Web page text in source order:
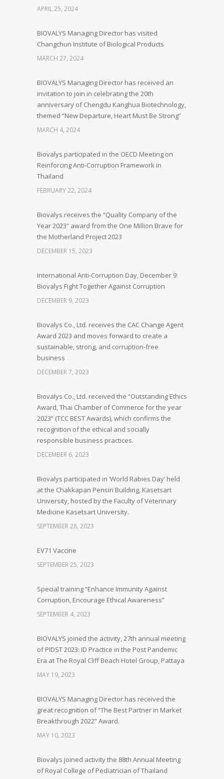
APRIL 25, 2024
BIOVALYS Managing Director has visited
Changchun Institute of Biological Products
MARCH 27, 2024
BIOVALYS Managing Director has received an
invitation to join in celebrating the 20th
anniversary of Chengdu Kanghua Biotechnology,
themed “New Departure, Heart Must Be Strong”
MARCH 4, 2024
Biovalys participated in the OECD Meeting on
Reinforcing Anti-Corruption Framework in
Thailand
FEBRUARY 22, 2024
Biovalys receives the “Quality Company of the
Year 2023” award from the One Million Brave for
the Motherland Project 2023
DECEMBER 15, 2023
International Anti-Corruption Day, December 9:
Biovalys Fight Together Against Corruption
DECEMBER 9, 2023
Biovalys Co., Ltd. receives the CAC Change Agent
Award 2023 and moves forward to create a
sustainable, strong, and corruption-free
business
DECEMBER 7, 2023
Biovalys Co., Ltd. received the “Outstanding Ethics
Award, Thai Chamber of Commerce for the year
2023” (TCC BEST Awards), which confirms the
recognition of the ethical and socially
responsible business practices.
DECEMBER 6, 2023
Biovalys participated in ‘World Rabies Day’ held
at the Chakkapan Pensiri Building, Kasetsart
University, hosted by the Faculty of Veterinary
Medicine Kasetsart University.
SEPTEMBER 28, 2023
EV71 Vaccine
SEPTEMBER 25, 2023
Special training “Enhance Immunity Against
Corruption, Encourage Ethical Awareness”
SEPTEMBER 4, 2023
BIOVALYS joined the activity, 27th annual meeting
of PIDST 2023: ID Practice in the Post Pandemic
Era at The Royal Cliff Beach Hotel Group, Pattaya
MAY 19, 2023
BIOVALYS Managing Director has received the
great recognition of “The Best Partner in Market
Breakthrough 2022” Award.
MAY 10, 2023
Biovalys joined activity the 88th Annual Meeting
of Royal College of Pediatrician of Thailand